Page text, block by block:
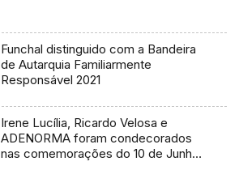
Funchal distinguido com a Bandeira
de Autarquia Familiarmente
Responsável 2021
Irene Lucília, Ricardo Velosa e
ADENORMA foram condecorados
nas comemorações do 10 de Junho